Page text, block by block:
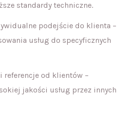
standardy techniczne.
podejście do klienta –
usług do specyficznych
referencje od klientów –
jakości usług przez innych